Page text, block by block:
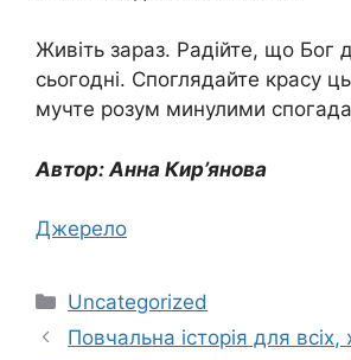
Живіть зараз. Радійте, що Бог
сьогодні. Споглядайте красу
мучте розум минулими
Автор: Анна Кир’янова
Джерело
Категорії
Uncategorized
Повчальна історія для всіх,